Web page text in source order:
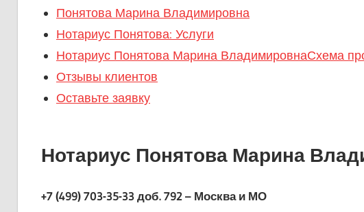
Понятова Марина Владимировна
Нотариус Понятова: Услуги
Нотариус Понятова Марина ВладимировнаСхема
Отзывы клиентов
Оставьте заявку
Нотариус Понятова Марина
+7 (499) 703-35-33 доб. 792 – Москва и МО